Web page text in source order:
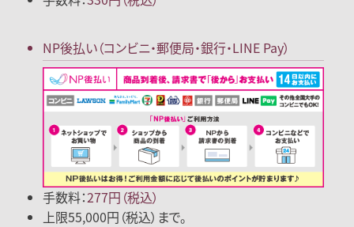
NP後払い（コンビニ・郵便局・銀行・LINE Pay）
手数料：277円（税込）
上限55,000円（税込）まで。